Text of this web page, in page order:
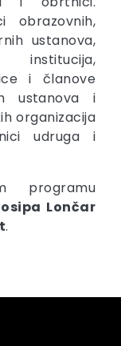
obrazovnih,
ustanova,
institucija,
i članove
ustanova i
organizacija
udruga i
programu
Lončar
.